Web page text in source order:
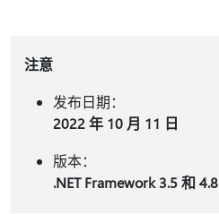
注意
发布日期：
2022 年 10 月 11 日
版本：
.NET Framework 3.5 和 4.8